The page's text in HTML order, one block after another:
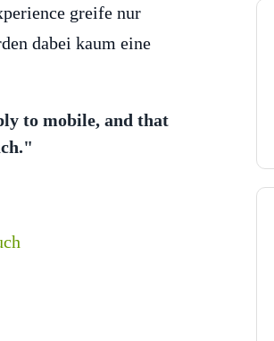
greife nur
dabei kaum eine
to mobile, and that